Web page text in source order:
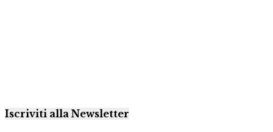
Iscriviti alla Newsletter